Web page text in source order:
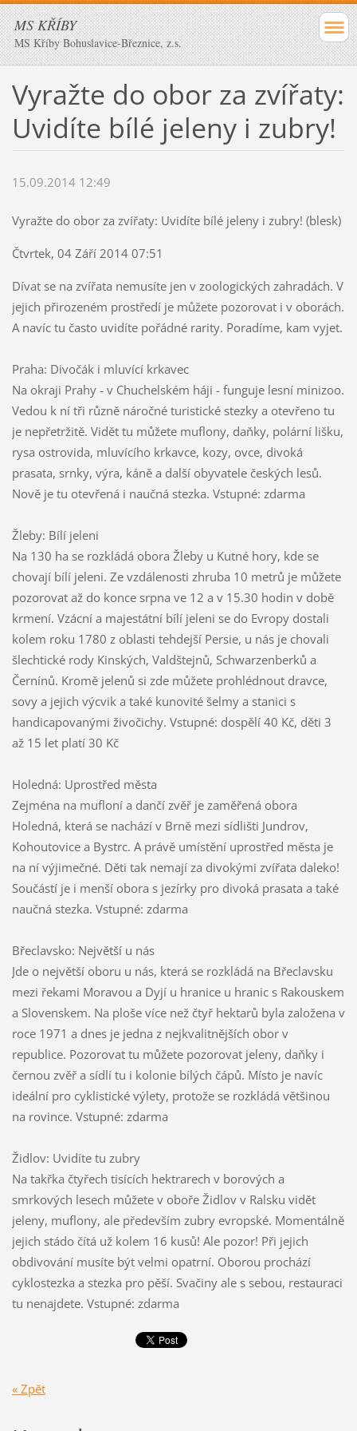
MS KŘÍBY
MS Kříby Bohuslavice-Březnice, z.s.
Vyražte do obor za zvířaty:
Uvidíte bílé jeleny i zubry!
15.09.2014 12:49
Vyražte do obor za zvířaty: Uvidíte bílé jeleny i zubry! (blesk)
Čtvrtek, 04 Září 2014 07:51
Dívat se na zvířata nemusíte jen v zoologických zahradách. V
jejich přirozeném prostředí je můžete pozorovat i v oborách.
A navíc tu často uvidíte pořádné rarity. Poradíme, kam vyjet.
Praha: Divočák i mluvící krkavec
Na okraji Prahy - v Chuchelském háji - funguje lesní minizoo.
Vedou k ní tři různě náročné turistické stezky a otevřeno tu
je nepřetržitě. Vidět tu můžete muflony, daňky, polární lišku,
rysa ostrovida, mluvícího krkavce, kozy, ovce, divoká
prasata, srnky, výra, káně a další obyvatele českých lesů.
Nově je tu otevřená i naučná stezka. Vstupné: zdarma
Žleby: Bílí jeleni
Na 130 ha se rozkládá obora Žleby u Kutné hory, kde se
chovají bílí jeleni. Ze vzdálenosti zhruba 10 metrů je můžete
pozorovat až do konce srpna ve 12 a v 15.30 hodin v době
krmení. Vzácní a majestátní bílí jeleni se do Evropy dostali
kolem roku 1780 z oblasti tehdejší Persie, u nás je chovali
šlechtické rody Kinských, Valdštejnů, Schwarzenberků a
Černínů. Kromě jelenů si zde můžete prohlédnout dravce,
sovy a jejich výcvik a také kunovité šelmy a stanici s
handicapovanými živočichy. Vstupné: dospělí 40 Kč, děti 3
až 15 let platí 30 Kč
Holedná: Uprostřed města
Zejména na mufloní a dančí zvěř je zaměřená obora
Holedná, která se nachází v Brně mezi sídlišti Jundrov,
Kohoutovice a Bystrc. A právě umístění uprostřed města je
na ní výjimečné. Děti tak nemají za divokými zvířata daleko!
Součástí je i menší obora s jezírky pro divoká prasata a také
naučná stezka. Vstupné: zdarma
Břeclavsko: Největší u nás
Jde o největší oboru u nás, která se rozkládá na Břeclavsku
mezi řekami Moravou a Dyjí u hranice u hranic s Rakouskem
a Slovenskem. Na ploše více než čtyř hektarů byla založena v
roce 1971 a dnes je jedna z nejkvalitnějších obor v
republice. Pozorovat tu můžete pozorovat jeleny, daňky i
černou zvěř a sídlí tu i kolonie bílých čápů. Místo je navíc
ideální pro cyklistické výlety, protože se rozkládá většinou
na rovince. Vstupné: zdarma
Židlov: Uvidíte tu zubry
Na takřka čtyřech tisících hektrarech v borových a
smrkových lesech můžete v oboře Židlov v Ralsku vidět
jeleny, muflony, ale především zubry evropské. Momentálně
jejich stádo čítá už kolem 16 kusů! Ale pozor! Při jejich
obdivování musíte být velmi opatrní. Oborou prochází
cyklostezka a stezka pro pěší. Svačiny ale s sebou, restauraci
tu nenajdete. Vstupné: zdarma
« Zpět